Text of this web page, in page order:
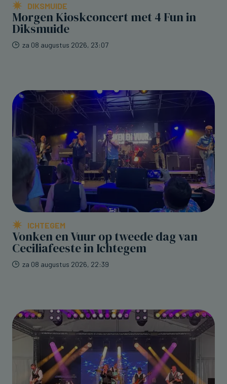
DIKSMUIDE
Morgen Kioskconcert met 4 Fun in
Diksmuide
za 08 augustus 2026, 23:07
ICHTEGEM
Vonken en Vuur op tweede dag van
Ceciliafeeste in Ichtegem
za 08 augustus 2026, 22:39